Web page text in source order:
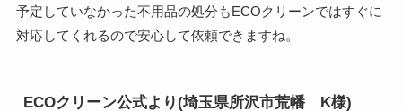
予定していなかった不用品の処分もECOクリーンではすぐに
対応してくれるので安心して依頼できますね。
ECOクリーン公式より(埼玉県所沢市荒幡 K様)